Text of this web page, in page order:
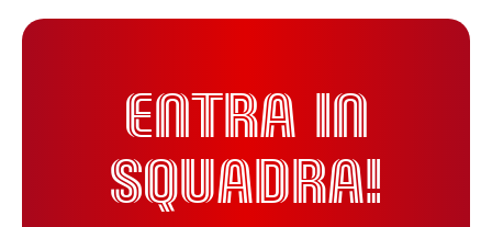
ENTRA IN
SQUADRA!